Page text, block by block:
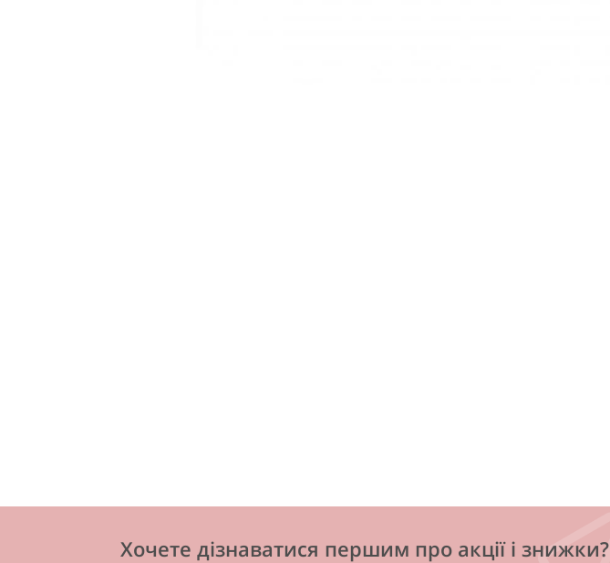
Хочете дізнаватися першим про акції і знижки?